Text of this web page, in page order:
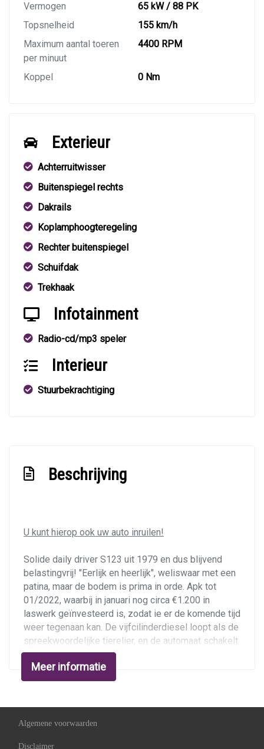
Vermogen
65 kW / 88 PK
Topsnelheid
155 km/h
Maximum aantal toeren
per minuut
4400 RPM
Koppel 0 Nm
Exterieur
Achterruitwisser
Buitenspiegel rechts
Dakrails
Koplamphoogteregeling
Rechter buitenspiegel
Schuifdak
Trekhaak
Infotainment
Radio-cd/mp3 speler
Interieur
Stuurbekrachtiging
Beschrijving
U kunt hierop ook uw auto inruilen!
Solide daily driver S123 uit 1979 en dus blijvend
belastingvrij! "Eerlijk en heerlijk", weliswaar met een
patina, maar de bodem is prima in orde. Apk tot
01/2022, waarbij in januari nog circa €1.200 in
laswerk geïnvesteerd is, zodat ie er de komende tijd
weer tegenaan kan. De vijfcilinderdiesel loopt als de
spreekwoordelijke tierelier, en de automaat schakelt
perfect.
Rijden
stuurbekrachtiging. De OM617 motor is zo'n
Mercedes-diesel van de oude stempel. Ronduit
Meer informatie
Algemene voorwaarden
Disclaimer